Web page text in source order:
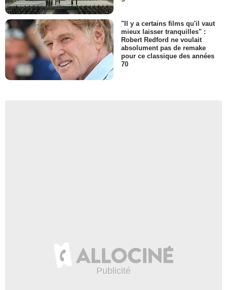
"Il y a certains films qu'il vaut
mieux laisser tranquilles" :
Robert Redford ne voulait
absolument pas de remake
pour ce classique des années
70